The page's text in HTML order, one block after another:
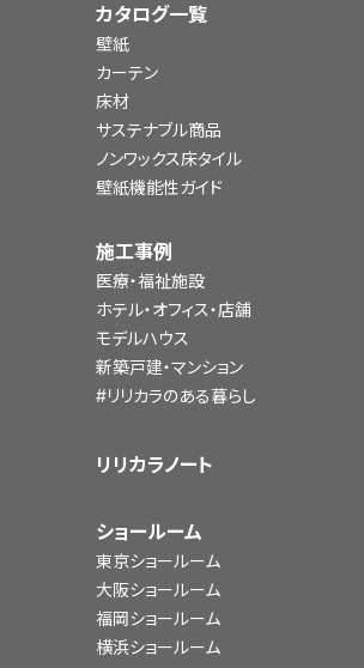
カタログ一覧
壁紙
カーテン
床材
サステナブル商品
ノンワックス床タイル
壁紙機能性ガイド
施工事例
医療・福祉施設
ホテル・オフィス・店舗
モデルハウス
新築戸建・マンション
#リリカラのある暮らし
リリカラノート
ショールーム
東京ショールーム
大阪ショールーム
福岡ショールーム
横浜ショールーム